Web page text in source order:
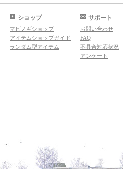
ショップ
マビノギショップ
アイテムショップガイド
ランダム型アイテム
サポート
お問い合わせ
FAQ
不具合対応状況
アンケート